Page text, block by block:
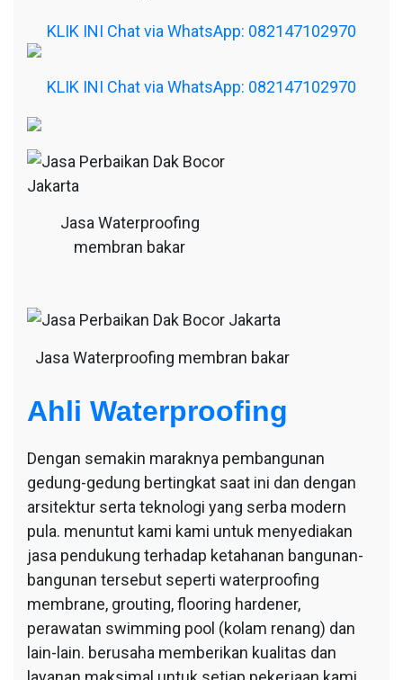
KLIK INI Chat via WhatsApp: 082147102970
KLIK INI Chat via WhatsApp: 082147102970
Jasa Waterproofing
membran bakar
Jasa Waterproofing membran bakar
Ahli Waterproofing
Dengan semakin maraknya pembangunan
gedung-gedung bertingkat saat ini dan dengan
arsitektur serta teknologi yang serba modern
pula. menuntut kami kami untuk menyediakan
jasa pendukung terhadap ketahanan bangunan-
bangunan tersebut seperti waterproofing
membrane, grouting, flooring hardener,
perawatan swimming pool (kolam renang) dan
lain-lain. berusaha memberikan kualitas dan